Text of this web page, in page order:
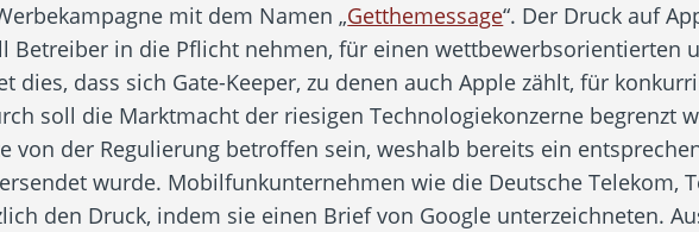
mit dem Namen „Getthemessage“. Der Druck auf
Betreiber in die Pflicht nehmen, für einen wettbewerbsorientierten
dies, dass sich Gate-Keeper, zu denen auch Apple zählt, für
soll die Marktmacht der riesigen Technologiekonzerne begrenzt
von der Regulierung betroffen sein, weshalb bereits ein
wurde. Mobilfunkunternehmen wie die Deutsche Telekom,
den Druck, indem sie einen Brief von Google unterzeichneten.